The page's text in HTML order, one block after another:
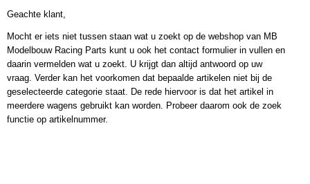
Geachte klant,
Mocht er iets niet tussen staan wat u zoekt op de webshop van MB
Modelbouw Racing Parts kunt u ook het contact formulier in vullen en
daarin vermelden wat u zoekt. U krijgt dan altijd antwoord op uw
vraag. Verder kan het voorkomen dat bepaalde artikelen niet bij de
geselecteerde categorie staat. De rede hiervoor is dat het artikel in
meerdere wagens gebruikt kan worden. Probeer daarom ook de zoek
functie op artikelnummer.